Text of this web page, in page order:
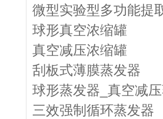
微型实验型多功能提
球形真空浓缩罐
真空减压浓缩罐
刮板式薄膜蒸发器
球形蒸发器_真空减
三效强制循环蒸发器